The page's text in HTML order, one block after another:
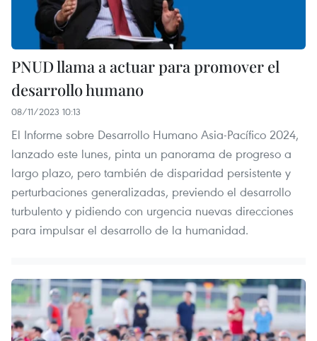
PNUD llama a actuar para promover el
desarrollo humano
08/11/2023 10:13
El Informe sobre Desarrollo Humano Asia-Pacífico 2024,
lanzado este lunes, pinta un panorama de progreso a
largo plazo, pero también de disparidad persistente y
perturbaciones generalizadas, previendo el desarrollo
turbulento y pidiendo con urgencia nuevas direcciones
para impulsar el desarrollo de la humanidad.